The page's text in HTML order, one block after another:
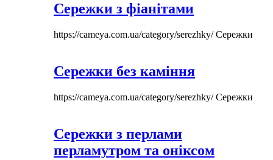
Сережки з фіанітами
https://cameya.com.ua/category/serezhky/Сережки
Сережки без каміння
https://cameya.com.ua/category/serezhky/Сережки
Сережки з перлами
перламутром та оніксом